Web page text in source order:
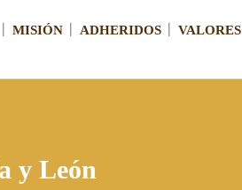
MISIÓN ADHERIDOS VALORES
y León